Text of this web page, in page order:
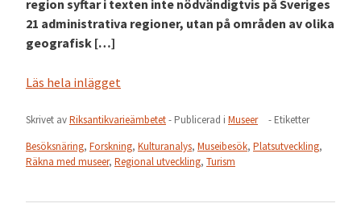
region syftar i texten inte nödvändigtvis på Sveriges
21 administrativa regioner, utan på områden av olika
geografisk […]
Läs hela inlägget
Skrivet avRiksantikvarieämbetet- Publicerad i Museer
- Etiketter
Besöksnäring, Forskning, Kulturanalys, Museibesök, Platsutveckling,
Räkna med museer, Regional utveckling, Turism